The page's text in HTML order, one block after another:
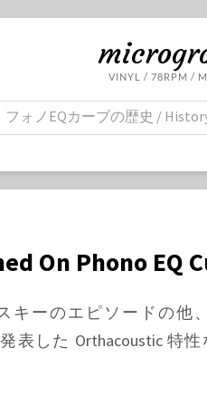
VINYL / 78RPM /
フォノEQカーブの歴史 /
On Phono EQ
キーのエピソードの他
発表した Orthacoustic 特